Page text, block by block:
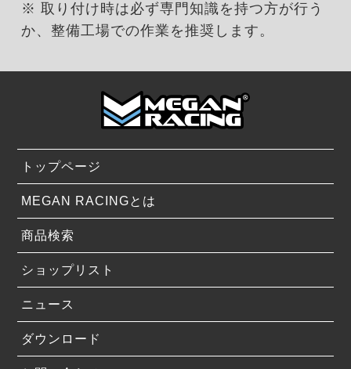
※ 取り付け時は必ず専門知識を持つ方が行う
か、整備工場での作業を推奨します。
トップページ
MEGAN RACINGとは
商品検索
ショップリスト
ニュース
ダウンロード